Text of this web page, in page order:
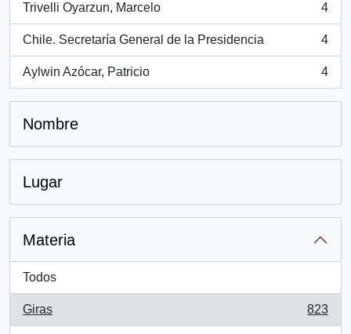
Trivelli Oyarzun, Marcelo
, 4 resultados
4
Chile. Secretaría General de la Presidencia
, 4 resultados
4
Aylwin Azócar, Patricio
, 4 resultados
4
Nombre
Lugar
Materia
Todos
Giras
, 823 resultados
823